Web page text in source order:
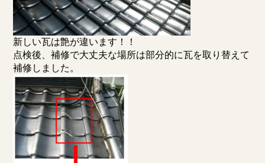
新しい瓦は艶が違います！！
点検後、補修で大丈夫な場所は部分的に瓦を取り替えて
補修しました。